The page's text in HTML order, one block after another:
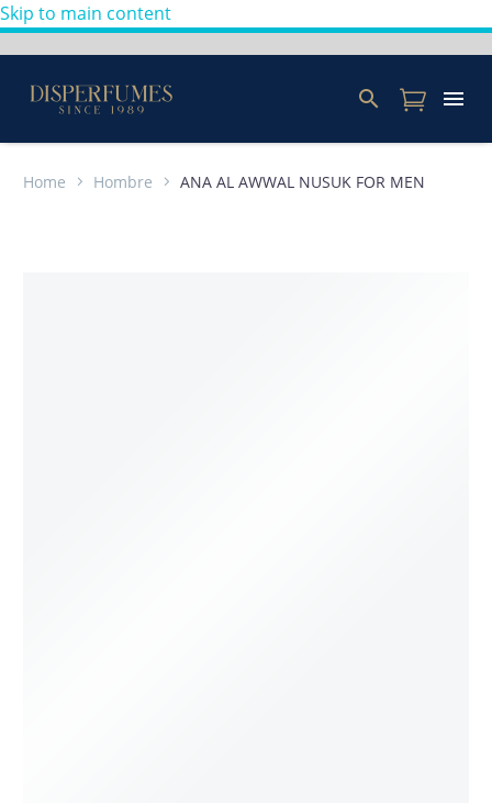
Skip to main content
Home Hombre ANA AL AWWAL NUSUK FOR MEN